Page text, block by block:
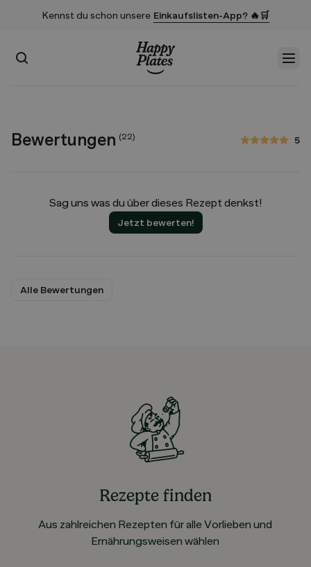
Kennst du schon unsere Einkaufslisten-App? 🔥🛒
Suchen
Bewertungen (22) 5
5 von 5 Sternen
Sag uns was du über dieses Rezept denkst!
Jetzt bewerten!
Alle Bewertungen
Rezepte finden
Aus zahlreichen Rezepten für alle Vorlieben und
Ernährungsweisen wählen